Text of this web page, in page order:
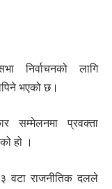
निर्वाचनको लागि
भएको छ।
सम्मेलनमा प्रवक्ता
हो ।
वटा राजनीतिक दलले